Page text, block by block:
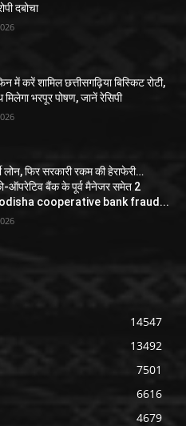
दबोचा
में करें शामिल छत्तीसगढ़िया बिस्किट रोटी,
मिलेगा भरपूर पोषण, जानें रेसिपी
लोन, फिर सरकारी रकम की हेराफेरी…
ऑपरेटिव बैंक के पूर्व मैनेजर समेत 2
odisha cooperative bank fraud...
14547
13492
7501
6616
4679